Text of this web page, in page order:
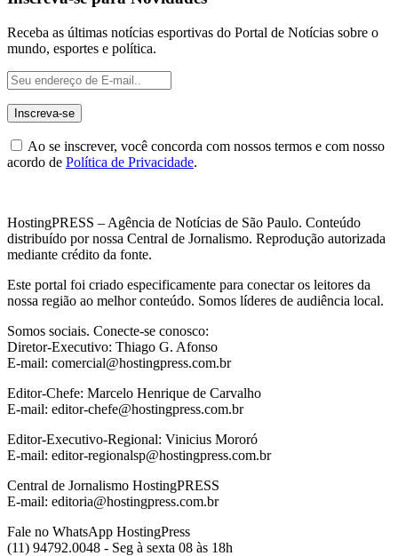
Receba as últimas notícias esportivas do Portal de Notícias sobre o
mundo, esportes e política.
Ao se inscrever, você concorda com nossos termos e com nosso
acordo de Política de Privacidade.
HostingPRESS – Agência de Notícias de São Paulo. Conteúdo
distribuído por nossa Central de Jornalismo. Reprodução autorizada
mediante crédito da fonte.
Este portal foi criado especificamente para conectar os leitores da
nossa região ao melhor conteúdo. Somos líderes de audiência local.
Somos sociais. Conecte-se conosco:
Diretor-Executivo: Thiago G. Afonso
E-mail: comercial@hostingpress.com.br
Editor-Chefe: Marcelo Henrique de Carvalho
E-mail: editor-chefe@hostingpress.com.br
Editor-Executivo-Regional: Vinicius Mororó
E-mail: editor-regionalsp@hostingpress.com.br
Central de Jornalismo HostingPRESS
E-mail: editoria@hostingpress.com.br
Fale no WhatsApp HostingPress
(11) 94792.0048 - Seg à sexta 08 às 18h